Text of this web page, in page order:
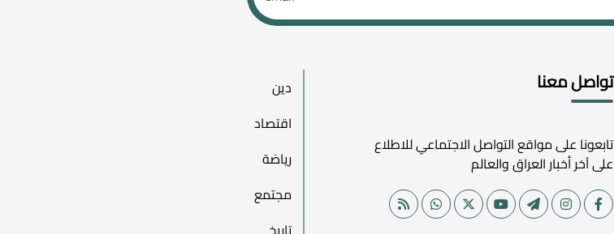
تواصل معنا
تابعونا على مواقع التواصل الاجتماعي للاطلاع
على آخر أخبار العراق والعالم
دين
اقتصاد
رياضة
مجتمع